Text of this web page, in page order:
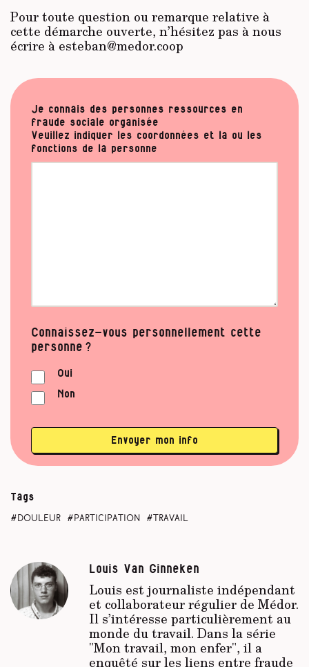
Pour toute question ou remarque relative à
cette démarche ouverte, n’hésitez pas à nous
écrire à esteban@medor.coop
Je connais des personnes ressources en
fraude sociale organisée
Veuillez indiquer les coordonnées et la ou les
fonctions de la personne
Connaissez-vous personnellement cette
personne ?
Oui
Non
Envoyer mon info
Tags
douleur participation travail
Louis Van Ginneken
Louis est journaliste indépendant
et collaborateur régulier de Médor.
Il s’intéresse particulièrement au
monde du travail. Dans la série
"Mon travail, mon enfer", il a
enquêté sur les liens entre fraude